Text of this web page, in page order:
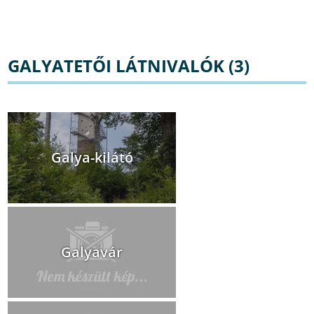
GALYATETŐI LÁTNIVALÓK (3)
Galya-kilátó
Galyavár